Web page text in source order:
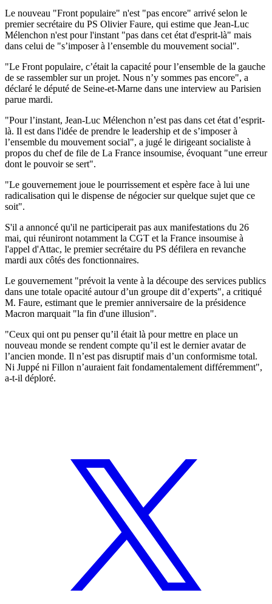
Le nouveau "Front populaire" n'est "pas encore" arrivé selon le
premier secrétaire du PS Olivier Faure, qui estime que Jean-Luc
Mélenchon n'est pour l'instant "pas dans cet état d'esprit-là" mais
dans celui de "s’imposer à l’ensemble du mouvement social".
"Le Front populaire, c’était la capacité pour l’ensemble de la gauche
de se rassembler sur un projet. Nous n’y sommes pas encore", a
déclaré le député de Seine-et-Marne dans une interview au Parisien
parue mardi.
"Pour l’instant, Jean-Luc Mélenchon n’est pas dans cet état d’esprit-
là. Il est dans l'idée de prendre le leadership et de s’imposer à
l’ensemble du mouvement social", a jugé le dirigeant socialiste à
propos du chef de file de La France insoumise, évoquant "une erreur
dont le pouvoir se sert".
"Le gouvernement joue le pourrissement et espère face à lui une
radicalisation qui le dispense de négocier sur quelque sujet que ce
soit".
S'il a annoncé qu'il ne participerait pas aux manifestations du 26
mai, qui réuniront notamment la CGT et la France insoumise à
l'appel d'Attac, le premier secrétaire du PS défilera en revanche
mardi aux côtés des fonctionnaires.
Le gouvernement "prévoit la vente à la découpe des services publics
dans une totale opacité autour d’un groupe dit d’experts", a critiqué
M. Faure, estimant que le premier anniversaire de la présidence
Macron marquait "la fin d'une illusion".
"Ceux qui ont pu penser qu’il était là pour mettre en place un
nouveau monde se rendent compte qu’il est le dernier avatar de
l’ancien monde. Il n’est pas disruptif mais d’un conformisme total.
Ni Juppé ni Fillon n’auraient fait fondamentalement différemment",
a-t-il déploré.